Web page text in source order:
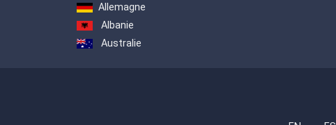
Allemagne
Albanie
Australie